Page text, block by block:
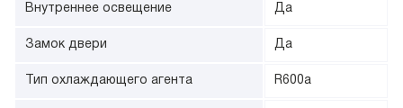
Внутреннее освещение Да
Замок двери Да
Тип охлаждающего агента R600a